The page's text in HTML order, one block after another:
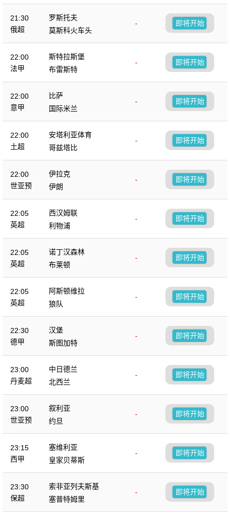
21:30
俄超
罗斯托夫
-
莫斯科火车头
即将开始
22:00
法甲
斯特拉斯堡
-
布雷斯特
即将开始
22:00
意甲
比萨
-
国际米兰
即将开始
22:00
土超
安塔利亚体育
-
哥兹塔比
即将开始
22:00
世亚预
伊拉克
-
伊朗
即将开始
22:05
英超
西汉姆联
-
利物浦
即将开始
22:05
英超
诺丁汉森林
-
布莱顿
即将开始
22:05
英超
阿斯顿维拉
-
狼队
即将开始
22:30
德甲
汉堡
-
斯图加特
即将开始
23:00
丹麦超
中日德兰
-
北西兰
即将开始
23:00
世亚预
叙利亚
-
约旦
即将开始
23:15
西甲
塞维利亚
-
皇家贝蒂斯
即将开始
23:30
保超
索非亚列夫斯基
-
塞普特姆里
即将开始